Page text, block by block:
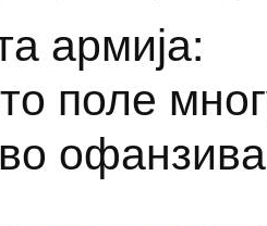
армија:
поле
офанзива